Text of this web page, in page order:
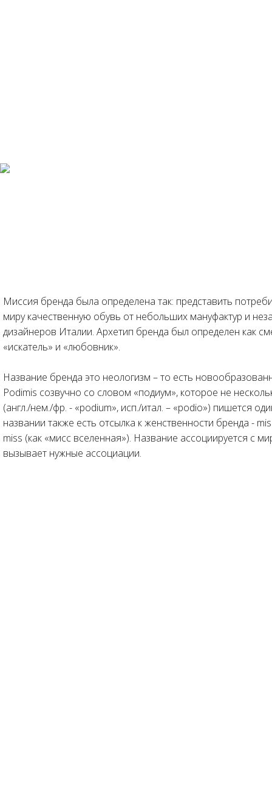
Миссия бренда была определена так: представить
миру качественную обувь от небольших мануфактур и
дизайнеров Италии. Архетип бренда был определен как
«искатель» и «любовник».
Название бренда это неологизм – то есть
Podimis созвучно со словом «подиум», которое не
(англ./нем./фр. - «podium», исп./итал. – «podio») пишется
названии также есть отсылка к женственности бренда -
miss (как «мисс вселенная»). Название ассоциируется с
вызывает нужные ассоциации.